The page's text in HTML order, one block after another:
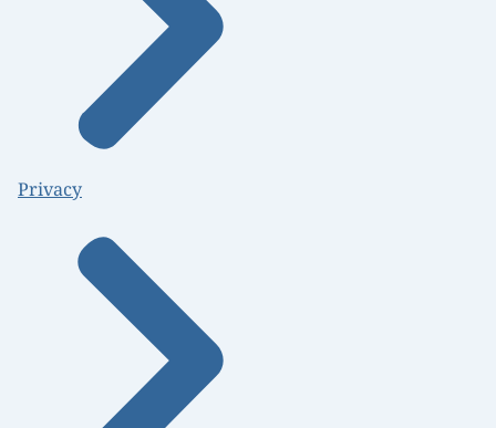
Privacy